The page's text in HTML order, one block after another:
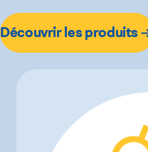
Découvrir les produits